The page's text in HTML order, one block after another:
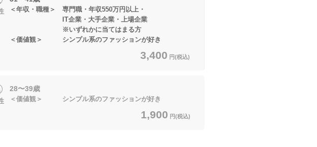
＜年収・職種＞ 専門職・年収550万円以上・
IT企業・大手企業・上場企業
※いずれかに当てはまる方
＜価値観＞ シンプル系のファッションが好き
3,400 円(税込)
28〜39歳
＜価値観＞ シンプル系のファッションが好き
1,900 円(税込)